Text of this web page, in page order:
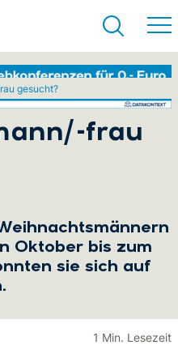
gesucht?
frau
Oktober bis zum
sie sich auf
1 Min. Lesezeit